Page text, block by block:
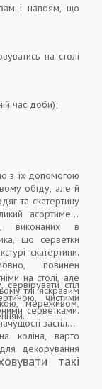
і напоям, що
на столі
час доби);
з їх допомогою
обіду, але й
та скатертину
асортимент
виконаних в
що серветки
скатертини.
повинен
на столі, але
тлі яскравим
мереживом,
стіл
чистими
серветками.
застілля.
коліна, варто
декорування
такі